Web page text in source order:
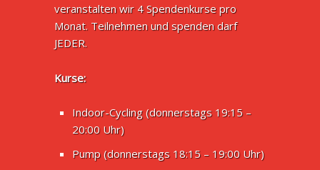
veranstalten wir 4 Spendenkurse pro
Monat. Teilnehmen und spenden darf
JEDER.
Kurse:
Indoor-Cycling (donnerstags 19:15 –
20:00 Uhr)
Pump (donnerstags 18:15 – 19:00 Uhr)